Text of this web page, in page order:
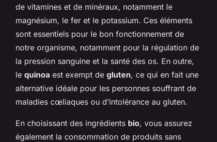
de vitamines et de minéraux, notamment le
magnésium, le fer et le potassium. Ces éléments
sont essentiels pour le bon fonctionnement de
notre organisme, notamment pour la régulation de
la pression sanguine et la santé des os. En outre,
le quinoa est exempt de gluten, ce qui en fait une
alternative idéale pour les personnes souffrant de
maladies cœliaques ou d’intolérance au gluten.
En choisissant des ingrédients bio, vous assurez
également la consommation de produits sans